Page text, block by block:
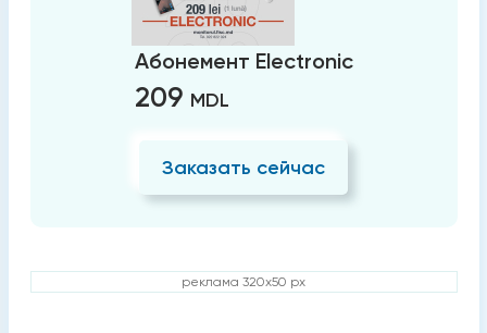
Абонемент Electronic
209 MDL
Заказать сейчас
реклама 320x50 px